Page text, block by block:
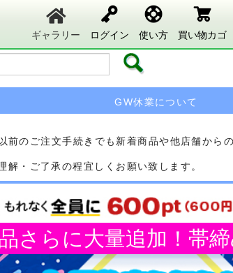
ギャラリー ログイン 使い方 買い物カゴ
GW休業について
のご注文手続きでも新着商品や他店舗から
・ご了承の程宜しくお願い致します。
さらに大量追加！帯